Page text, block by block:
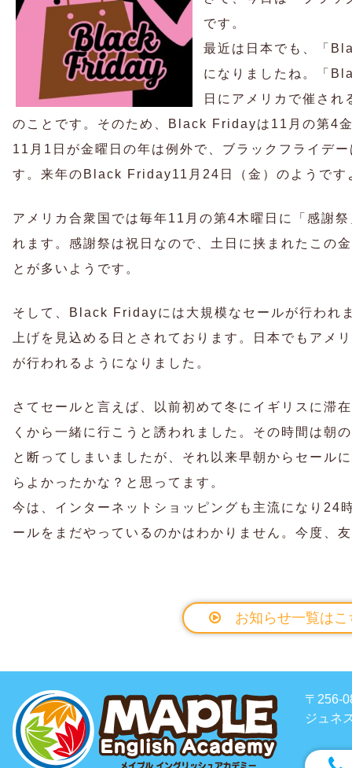
です。
最近は日本でも、「
になりましたね。「
日にアメリカで催され
のことです。 そのため、Black Fridayは11月の第4
11月1日が金曜日の年は例外で、ブラックフライデ
す。来年のBlack Friday11月24日（金）のようです
アメリカ合衆国では毎年11月の第4木曜日に「感謝
れます。感謝祭は祝日なので、土日に挟まれたこの
とが多いようです。
そして、Black Fridayには大規模なセールが行われ
上げを見込める日とされております。日本でもアメ
が行われるようになりました。
さてセールと言えば、以前初めて冬にイギリスに滞
くから一緒に行こうと誘われました。その時間は朝
と断ってしまいましたが、それ以来早朝からセール
らよかったかな？と思ってます。
今は、インターネットショッピングも主流になり24
ールをまだやっているのかはわかりません。今度、
お知らせ一覧はこ
〒256-
ジュネ